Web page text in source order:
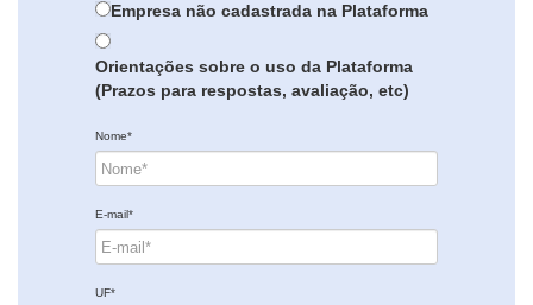
Empresa não cadastrada na Plataforma
Orientações sobre o uso da Plataforma
(Prazos para respostas, avaliação, etc)
Nome*
E-mail*
UF*